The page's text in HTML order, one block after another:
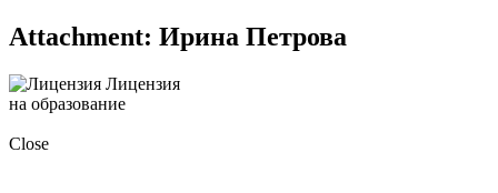
Attachment: Ирина Петрова
Лицензия
на образование
Close